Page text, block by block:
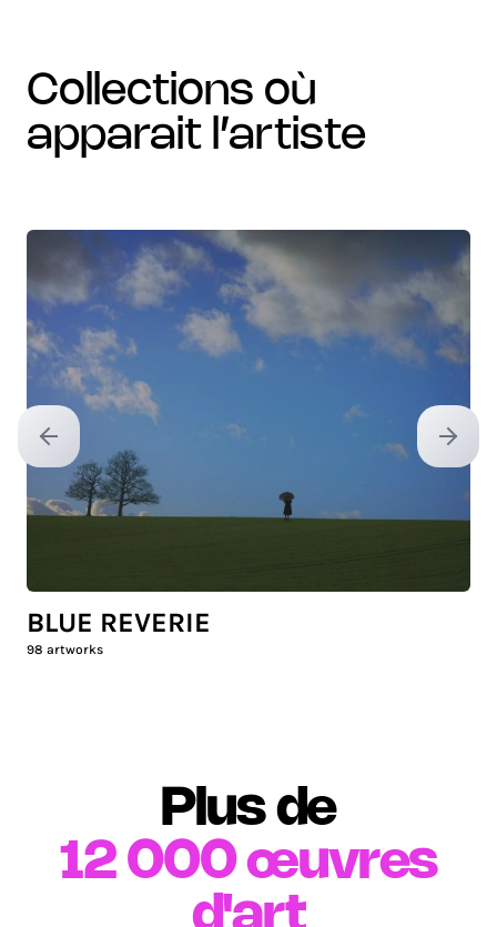
collections où
apparait l’artiste
Previous slide Next
BLUE REVERIE
98 artworks
Plus de
12 000 œuvres
d'art